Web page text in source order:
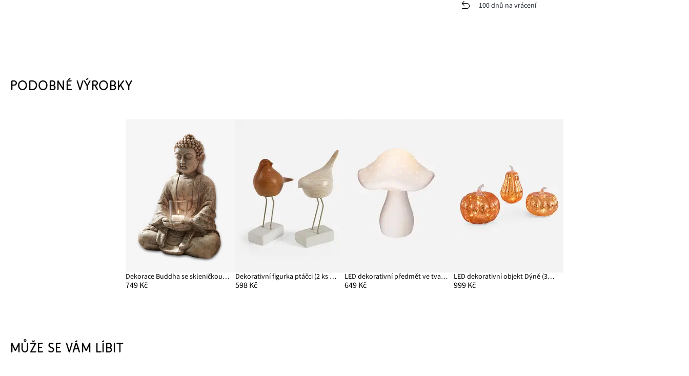
100 dnů na vrácení
PODOBNÉ VÝROBKY
Dekorace Buddha se skleničkou na svíčku
749 Kč
Dekorativní figurka ptáčci (2 ks v balení)
598 Kč
LED dekorativní předmět ve tvaru houby
649 Kč
LED dekorativní objekt Dýně (3dílná souprava)
999 Kč
MŮŽE SE VÁM LÍBIT